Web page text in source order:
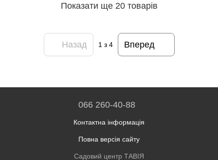
Показати ще 20 товарів
Назад 1 з 4 Вперед
066 260-40-88
Контактна інформація
Повна версія сайту
Садовий центр ТАВІЯ